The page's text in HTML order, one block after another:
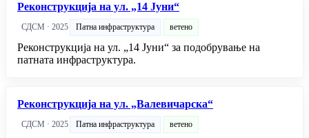
Реконструкција на ул. „14 Јуни“
СДСМ · 2025 Патна инфраструктура ветено
Реконструкција на ул. „14 Јуни“ за подобрување на
патната инфраструктура.
Реконструкција на ул. „Валевичарска“
СДСМ · 2025 Патна инфраструктура ветено